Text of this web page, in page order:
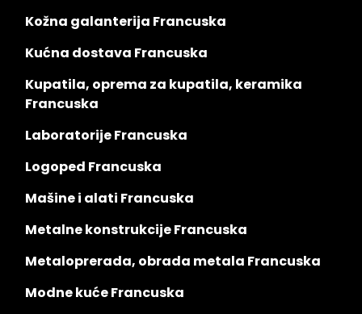
Kožna galanterija Francuska
Kućna dostava Francuska
Kupatila, oprema za kupatila, keramika
Francuska
Laboratorije Francuska
Logoped Francuska
Mašine i alati Francuska
Metalne konstrukcije Francuska
Metaloprerada, obrada metala Francuska
Modne kuće Francuska